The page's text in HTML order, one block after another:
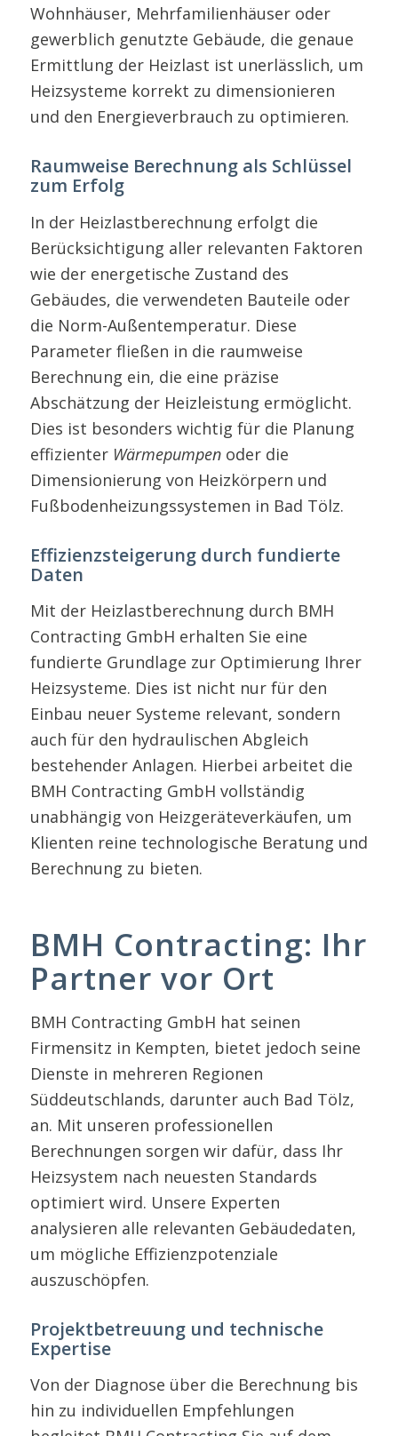
Wohnhäuser, Mehrfamilienhäuser oder
gewerblich genutzte Gebäude, die genaue
Ermittlung der Heizlast ist unerlässlich, um
Heizsysteme korrekt zu dimensionieren
und den Energieverbrauch zu optimieren.
Raumweise Berechnung als Schlüssel
zum Erfolg
In der Heizlastberechnung erfolgt die
Berücksichtigung aller relevanten Faktoren
wie der energetische Zustand des
Gebäudes, die verwendeten Bauteile oder
die Norm-Außentemperatur. Diese
Parameter fließen in die raumweise
Berechnung ein, die eine präzise
Abschätzung der Heizleistung ermöglicht.
Dies ist besonders wichtig für die Planung
effizienter Wärmepumpenoder die
Dimensionierung von Heizkörpern und
Fußbodenheizungssystemen in Bad Tölz.
Effizienzsteigerung durch fundierte
Daten
Mit der Heizlastberechnung durch BMH
Contracting GmbH erhalten Sie eine
fundierte Grundlage zur Optimierung Ihrer
Heizsysteme. Dies ist nicht nur für den
Einbau neuer Systeme relevant, sondern
auch für den hydraulischen Abgleich
bestehender Anlagen. Hierbei arbeitet die
BMH Contracting GmbH vollständig
unabhängig von Heizgeräteverkäufen, um
Klienten reine technologische Beratung und
Berechnung zu bieten.
BMH Contracting: Ihr
Partner vor Ort
BMH Contracting GmbH hat seinen
Firmensitz in Kempten, bietet jedoch seine
Dienste in mehreren Regionen
Süddeutschlands, darunter auch Bad Tölz,
an. Mit unseren professionellen
Berechnungen sorgen wir dafür, dass Ihr
Heizsystem nach neuesten Standards
optimiert wird. Unsere Experten
analysieren alle relevanten Gebäudedaten,
um mögliche Effizienzpotenziale
auszuschöpfen.
Projektbetreuung und technische
Expertise
Von der Diagnose über die Berechnung bis
hin zu individuellen Empfehlungen